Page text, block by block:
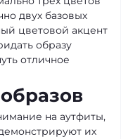
двух базовых
цветовой акцент
образу
отличное
на аутфиты,
их